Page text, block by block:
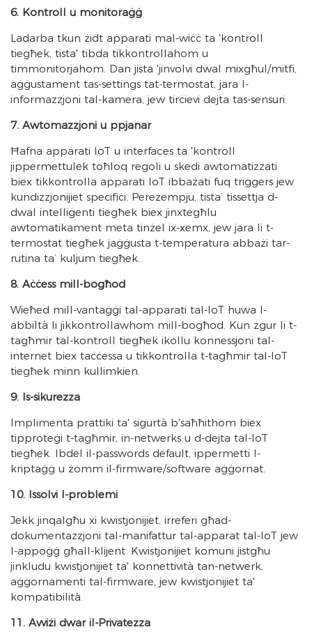
6. Kontroll u monitoraġġ
Ladarba tkun żidt apparati mal-wiċċ ta 'kontroll
tiegħek, tista' tibda tikkontrollahom u
timmonitorjahom. Dan jista 'jinvolvi dwal mixgħul/mitfi,
aġġustament tas-settings tat-termostat, jara l-
informazzjoni tal-kamera, jew tirċievi dejta tas-sensuri.
7. Awtomazzjoni u ppjanar
Ħafna apparati IoT u interfaces ta 'kontroll
jippermettulek toħloq regoli u skedi awtomatizzati
biex tikkontrolla apparati IoT ibbażati fuq triggers jew
kundizzjonijiet speċifiċi. Pereżempju, tista’ tissettja d-
dwal intelliġenti tiegħek biex jinxtegħlu
awtomatikament meta tinżel ix-xemx, jew jara li t-
termostat tiegħek jaġġusta t-temperatura abbażi tar-
rutina ta’ kuljum tiegħek.
8. Aċċess mill-bogħod
Wieħed mill-vantaġġi tal-apparati tal-IoT huwa l-
abbiltà li jikkontrollawhom mill-bogħod. Kun żgur li t-
tagħmir tal-kontroll tiegħek ikollu konnessjoni tal-
internet biex taċċessa u tikkontrolla t-tagħmir tal-IoT
tiegħek minn kullimkien.
9. Is-sikurezza
Implimenta prattiki ta' sigurtà b'saħħithom biex
tipproteġi t-tagħmir, in-netwerks u d-dejta tal-IoT
tiegħek. Ibdel il-passwords default, ippermetti l-
kriptaġġ u żomm il-firmware/software aġġornat.
10. Issolvi l-problemi
Jekk jinqalgħu xi kwistjonijiet, irreferi għad-
dokumentazzjoni tal-manifattur tal-apparat tal-IoT jew
l-appoġġ għall-klijent. Kwistjonijiet komuni jistgħu
jinkludu kwistjonijiet ta' konnettività tan-netwerk,
aġġornamenti tal-firmware, jew kwistjonijiet ta'
kompatibilità.
11. Avviżi dwar il-Privatezza